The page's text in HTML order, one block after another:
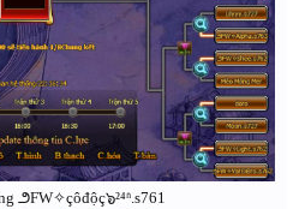
౨FW✧çôđộç๖²⁴ʱ.s761